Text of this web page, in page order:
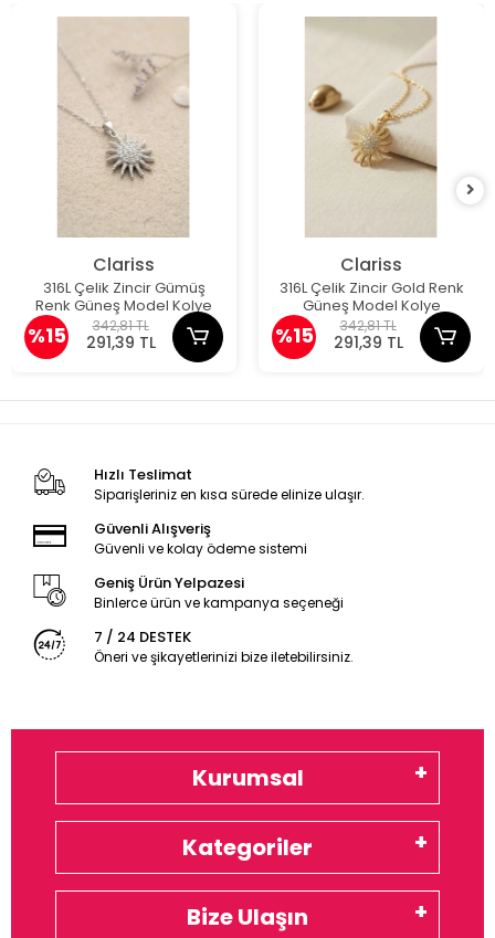
Clariss
316L Çelik Zincir Gümüş
Renk Güneş Model Kolye
%15 342,81 TL
291,39 TL
Clariss
316L Çelik Zincir Gold Renk
Güneş Model Kolye
%15 342,81 TL
291,39 TL
Hızlı Teslimat
Siparişleriniz en kısa sürede elinize ulaşır.
Güvenli Alışveriş
Güvenli ve kolay ödeme sistemi
Geniş Ürün Yelpazesi
Binlerce ürün ve kampanya seçeneği
7 / 24 DESTEK
Öneri ve şikayetlerinizi bize iletebilirsiniz.
Kurumsal
Kategoriler
Bize Ulaşın